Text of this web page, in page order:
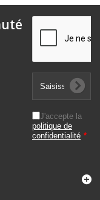
J'accepte la
politique de
confidentialité *